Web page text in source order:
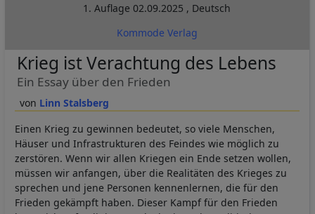
1. Auflage02.09.2025 , Deutsch
Kommode Verlag
Linn Stalsberg
Krieg ist Verachtung des Lebens
Ein Essay über den Frieden
Einen Krieg zu gewinnen bedeutet, so viele Menschen,
Häuser und Infrastrukturen des Feindes wie möglich zu
zerstören. Wenn wir allen Kriegen ein Ende setzen wollen,
müssen wir anfangen, über die Realitäten des Krieges zu
sprechen und jene Personen kennenlernen, die für den
Frieden gekämpft haben. Dieser Kampf für den Frieden